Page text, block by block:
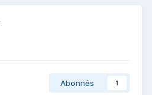
Abonnés 1